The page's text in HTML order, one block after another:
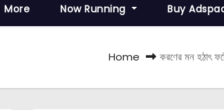
More Now Running Buy
Home করণের মন হঠাৎ